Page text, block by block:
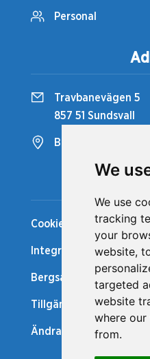
We
We use
tracking
your
website,
targeted
website
where
from.
Cookiepolicy
Integritetspolicy
Bergsåker Nytt
Ändra cookie-
Personal
Travbanevägen 5
857 51 Sundsvall
Bergsåkers